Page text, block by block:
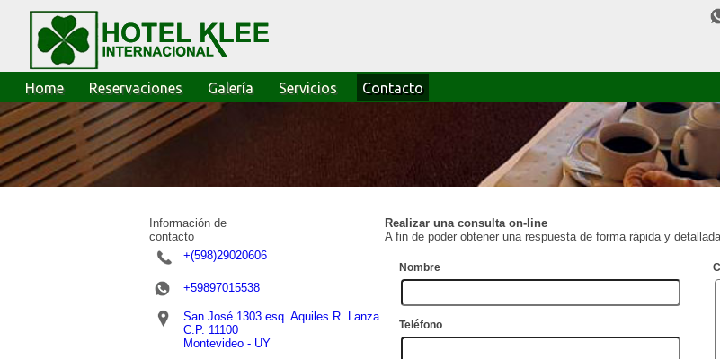
Home Reservaciones Galería Servicios Contacto
Información de
contacto
Realizar una consulta on-line
A fin de poder obtener una respuesta de forma rápida y
+(598)29020606
+59897015538
San José 1303 esq. Aquiles R. Lanza
C.P. 11100
Montevideo - UY
Nombre
Teléfono